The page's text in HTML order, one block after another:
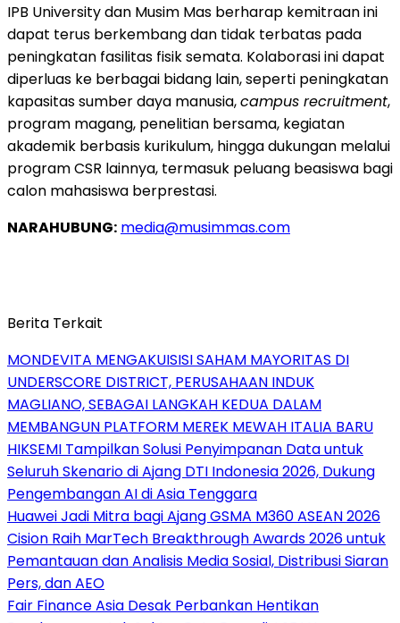
IPB University dan Musim Mas berharap kemitraan ini
dapat terus berkembang dan tidak terbatas pada
peningkatan fasilitas fisik semata. Kolaborasi ini dapat
diperluas ke berbagai bidang lain, seperti peningkatan
kapasitas sumber daya manusia,campus recruitment,
program magang, penelitian bersama, kegiatan
akademik berbasis kurikulum, hingga dukungan melalui
program CSR lainnya, termasuk peluang beasiswa bagi
calon mahasiswa berprestasi.
NARAHUBUNG: media@musimmas.com
Berita Terkait
MONDEVITA MENGAKUISISI SAHAM MAYORITAS DI
UNDERSCORE DISTRICT, PERUSAHAAN INDUK
MAGLIANO, SEBAGAI LANGKAH KEDUA DALAM
MEMBANGUN PLATFORM MEREK MEWAH ITALIA BARU
HIKSEMI Tampilkan Solusi Penyimpanan Data untuk
Seluruh Skenario di Ajang DTI Indonesia 2026, Dukung
Pengembangan AI di Asia Tenggara
Huawei Jadi Mitra bagi Ajang GSMA M360 ASEAN 2026
Cision Raih MarTech Breakthrough Awards 2026 untuk
Pemantauan dan Analisis Media Sosial, Distribusi Siaran
Pers, dan AEO
Fair Finance Asia Desak Perbankan Hentikan